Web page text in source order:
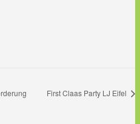
First Claas Party LJ Eifel